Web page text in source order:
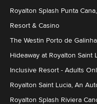
Royalton Splash Punta
Resort & Casino
The Westin Porto de
Hideaway at Royalton Saint
Inclusive Resort - Adults
Royalton Saint Lucia, An
Royalton Splash Riviera